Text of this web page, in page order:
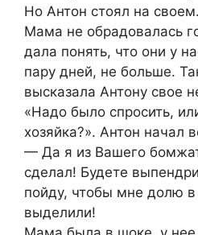
Но Антон стоял на своем.
Мама не обрадовалась
дала понять, что они у
пару дней, не больше.
высказала Антону свое
«Надо было спросить,
хозяйка?». Антон начал
— Да я из Вашего
сделал! Будете
пойду, чтобы мне долю в
выделили!